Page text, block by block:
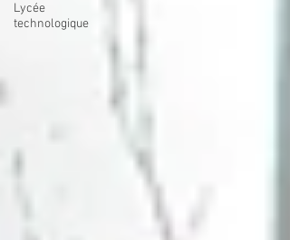
Lycée
technologique